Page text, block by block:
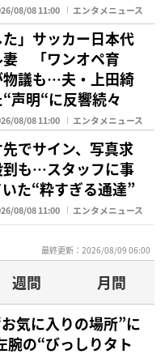
08/08 11:00 エンタメニュース
た」サッカー日本代
妻 「ワンオペ育
物議も…夫・上田綺
声明“に反響続々
08/08 11:00 エンタメニュース
でサイン、写真求
到も…スタッフに事
た“粋すぎる通達”
08/08 11:00 エンタメニュース
最終更新：2026/08/09 06:00
週間
月間
気に入りの場所”に
の“びっしりタト